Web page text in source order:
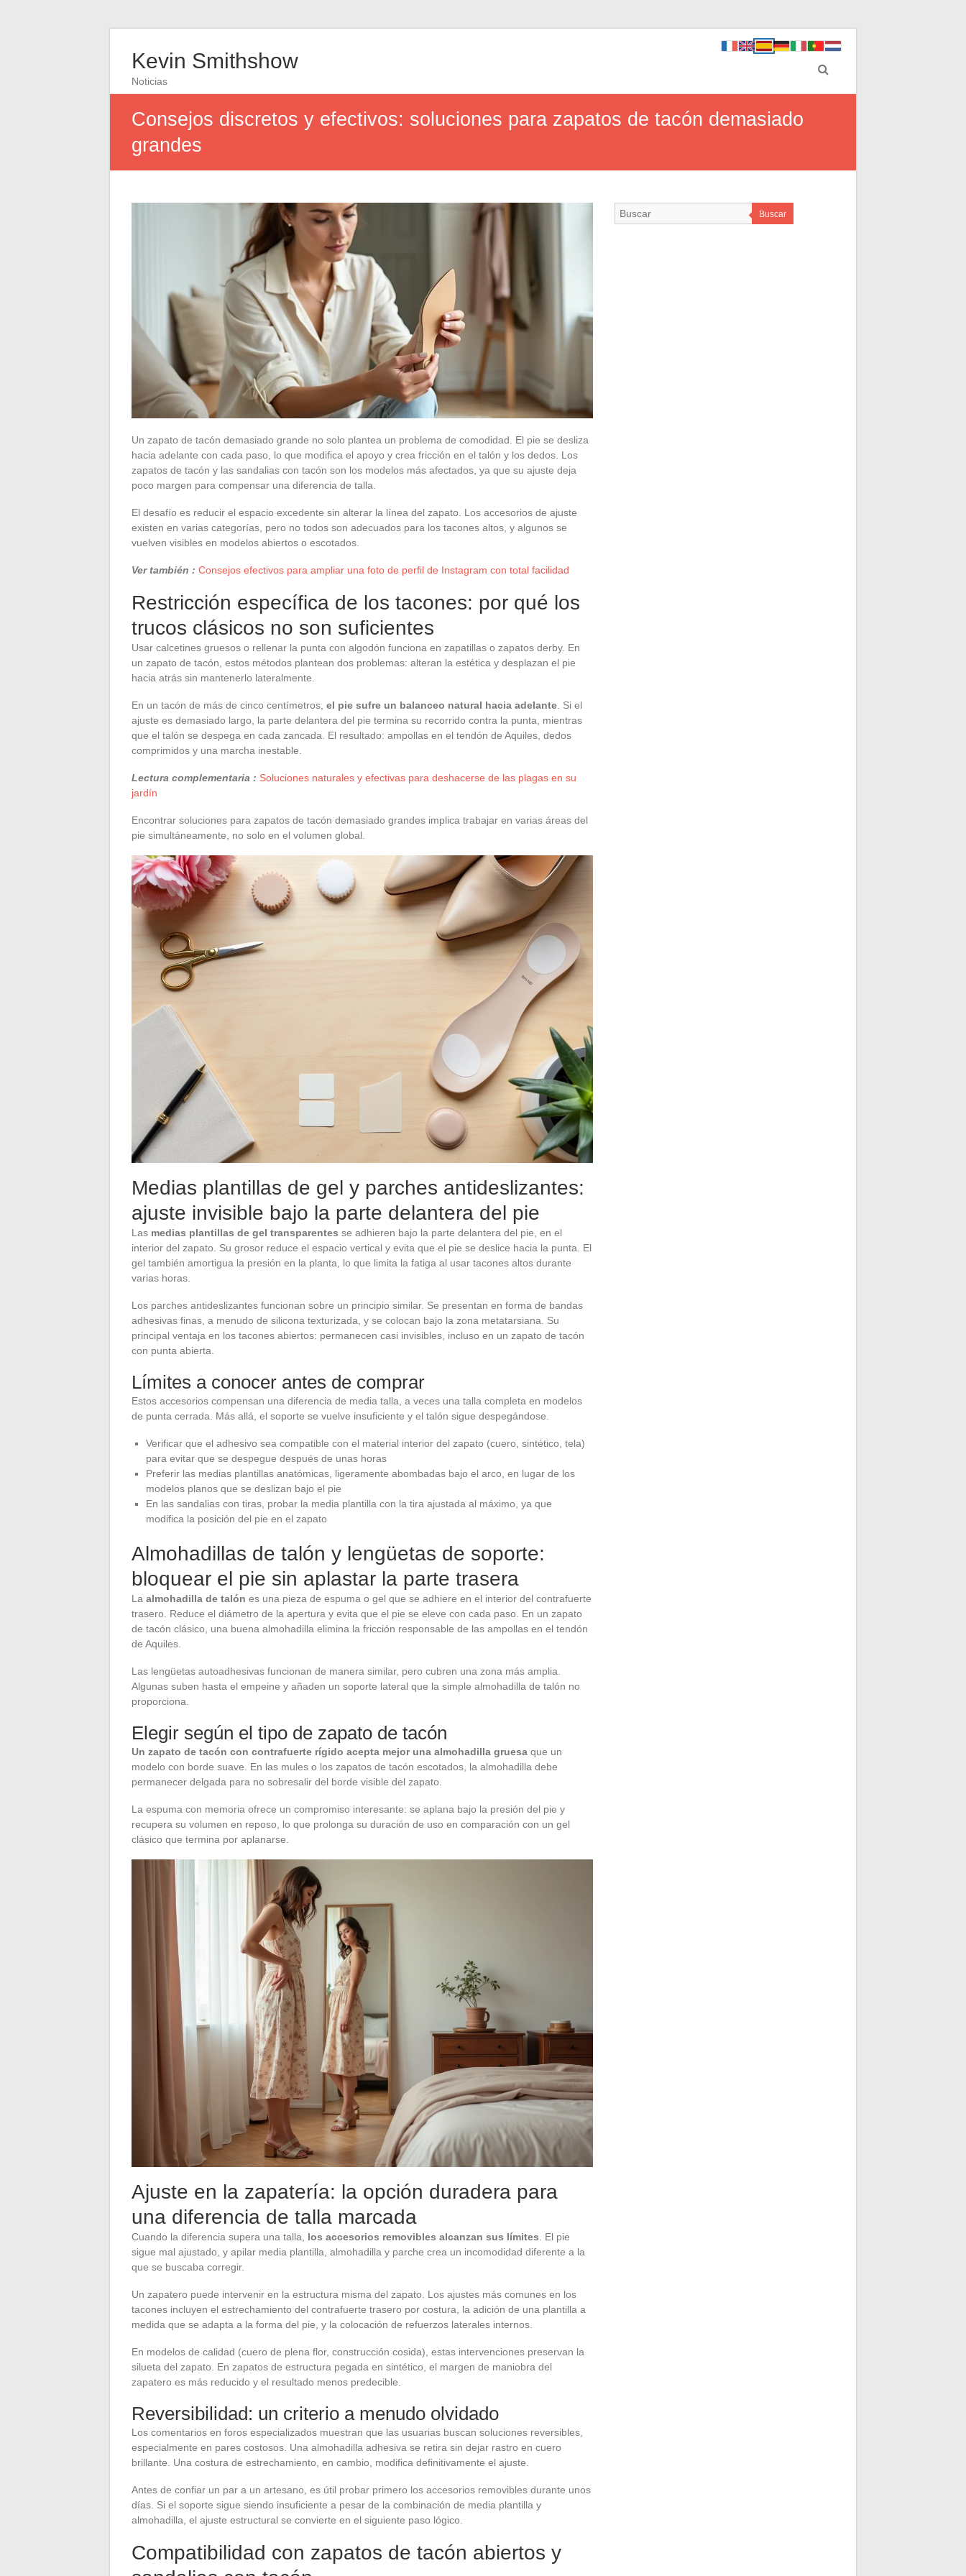
Kevin Smithshow
Noticias
Consejos discretos y efectivos: soluciones para zapatos de tacón demasiado
grandes
Un zapato de tacón demasiado grande no solo plantea un problema de comodidad. El pie se desliza
hacia adelante con cada paso, lo que modifica el apoyo y crea fricción en el talón y los dedos. Los
zapatos de tacón y las sandalias con tacón son los modelos más afectados, ya que su ajuste deja
poco margen para compensar una diferencia de talla.
El desafío es reducir el espacio excedente sin alterar la línea del zapato. Los accesorios de ajuste
existen en varias categorías, pero no todos son adecuados para los tacones altos, y algunos se
vuelven visibles en modelos abiertos o escotados.
Ver también : Consejos efectivos para ampliar una foto de perfil de Instagram con total facilidad
Restricción específica de los tacones: por qué los
trucos clásicos no son suficientes
Usar calcetines gruesos o rellenar la punta con algodón funciona en zapatillas o zapatos derby. En
un zapato de tacón, estos métodos plantean dos problemas: alteran la estética y desplazan el pie
hacia atrás sin mantenerlo lateralmente.
En un tacón de más de cinco centímetros, el pie sufre un balanceo natural hacia adelante . Si el
ajuste es demasiado largo, la parte delantera del pie termina su recorrido contra la punta, mientras
que el talón se despega en cada zancada. El resultado: ampollas en el tendón de Aquiles, dedos
comprimidos y una marcha inestable.
Lectura complementaria : Soluciones naturales y efectivas para deshacerse de las plagas en su
jardín
Encontrar soluciones para zapatos de tacón demasiado grandes implica trabajar en varias áreas del
pie simultáneamente, no solo en el volumen global.
Medias plantillas de gel y parches antideslizantes:
ajuste invisible bajo la parte delantera del pie
Las medias plantillas de gel transparentes se adhieren bajo la parte delantera del pie, en el
interior del zapato. Su grosor reduce el espacio vertical y evita que el pie se deslice hacia la punta. El
gel también amortigua la presión en la planta, lo que limita la fatiga al usar tacones altos durante
varias horas.
Los parches antideslizantes funcionan sobre un principio similar. Se presentan en forma de bandas
adhesivas finas, a menudo de silicona texturizada, y se colocan bajo la zona metatarsiana. Su
principal ventaja en los tacones abiertos: permanecen casi invisibles, incluso en un zapato de tacón
con punta abierta.
Límites a conocer antes de comprar
Estos accesorios compensan una diferencia de media talla, a veces una talla completa en modelos
de punta cerrada. Más allá, el soporte se vuelve insuficiente y el talón sigue despegándose.
Verificar que el adhesivo sea compatible con el material interior del zapato (cuero, sintético, tela)
para evitar que se despegue después de unas horas
Preferir las medias plantillas anatómicas, ligeramente abombadas bajo el arco, en lugar de los
modelos planos que se deslizan bajo el pie
En las sandalias con tiras, probar la media plantilla con la tira ajustada al máximo, ya que
modifica la posición del pie en el zapato
Almohadillas de talón y lengüetas de soporte:
bloquear el pie sin aplastar la parte trasera
La almohadilla de talón es una pieza de espuma o gel que se adhiere en el interior del contrafuerte
trasero. Reduce el diámetro de la apertura y evita que el pie se eleve con cada paso. En un zapato
de tacón clásico, una buena almohadilla elimina la fricción responsable de las ampollas en el tendón
de Aquiles.
Las lengüetas autoadhesivas funcionan de manera similar, pero cubren una zona más amplia.
Algunas suben hasta el empeine y añaden un soporte lateral que la simple almohadilla de talón no
proporciona.
Elegir según el tipo de zapato de tacón
Un zapato de tacón con contrafuerte rígido acepta mejor una almohadilla gruesa que un
modelo con borde suave. En las mules o los zapatos de tacón escotados, la almohadilla debe
permanecer delgada para no sobresalir del borde visible del zapato.
La espuma con memoria ofrece un compromiso interesante: se aplana bajo la presión del pie y
recupera su volumen en reposo, lo que prolonga su duración de uso en comparación con un gel
clásico que termina por aplanarse.
Ajuste en la zapatería: la opción duradera para
una diferencia de talla marcada
Cuando la diferencia supera una talla, los accesorios removibles alcanzan sus límites . El pie
sigue mal ajustado, y apilar media plantilla, almohadilla y parche crea un incomodidad diferente a la
que se buscaba corregir.
Un zapatero puede intervenir en la estructura misma del zapato. Los ajustes más comunes en los
tacones incluyen el estrechamiento del contrafuerte trasero por costura, la adición de una plantilla a
medida que se adapta a la forma del pie, y la colocación de refuerzos laterales internos.
En modelos de calidad (cuero de plena flor, construcción cosida), estas intervenciones preservan la
silueta del zapato. En zapatos de estructura pegada en sintético, el margen de maniobra del
zapatero es más reducido y el resultado menos predecible.
Reversibilidad: un criterio a menudo olvidado
Los comentarios en foros especializados muestran que las usuarias buscan soluciones reversibles,
especialmente en pares costosos. Una almohadilla adhesiva se retira sin dejar rastro en cuero
brillante. Una costura de estrechamiento, en cambio, modifica definitivamente el ajuste.
Antes de confiar un par a un artesano, es útil probar primero los accesorios removibles durante unos
días. Si el soporte sigue siendo insuficiente a pesar de la combinación de media plantilla y
almohadilla, el ajuste estructural se convierte en el siguiente paso lógico.
Compatibilidad con zapatos de tacón abiertos y
Buscar